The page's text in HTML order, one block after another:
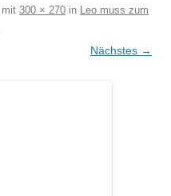
mit 300 × 270 in Leo muss zum
Nächstes →